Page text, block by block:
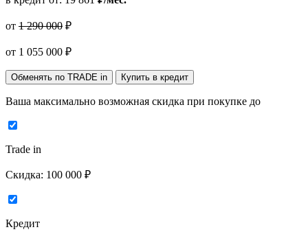
от 1 290 000 ₽
от 1 055 000 ₽
Обменять по TRADE in Купить в кредит
Ваша максимально возможная скидка при покупке до
Trade in
Скидка: 100 000 ₽
Кредит